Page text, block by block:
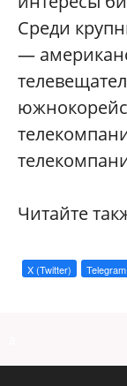
Среди
—
Читайте
X (Twitter) Telegram